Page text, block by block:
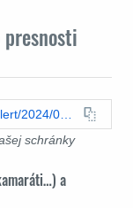
schránky
a